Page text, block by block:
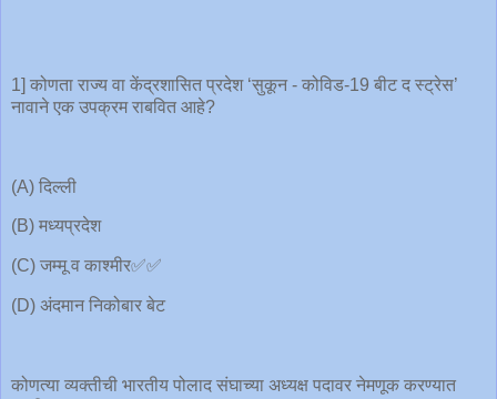
1] कोणता राज्य वा केंद्रशासित प्रदेश ‘सुकून - कोविड-19 बीट द स्ट्रेस’
नावाने एक उपक्रम राबवित आहे?
(A) दिल्ली
(B) मध्यप्रदेश
(C) जम्मू व काश्मीर✅✅
(D) अंदमान निकोबार बेट
कोणत्या व्यक्तीची भारतीय पोलाद संघाच्या अध्यक्ष पदावर नेमणूक करण्यात